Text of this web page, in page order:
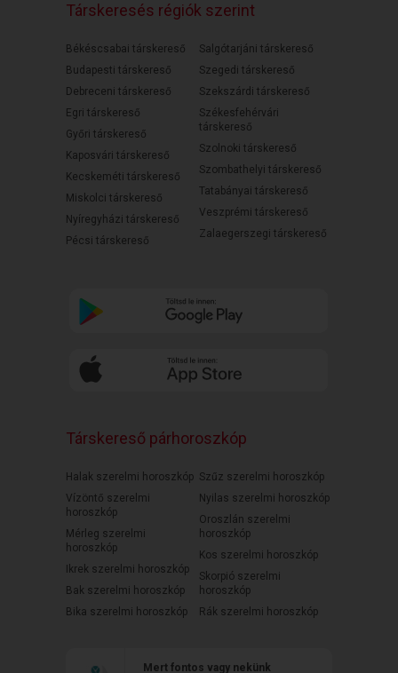
Társkeresés régiók szerint
Békéscsabai társkereső
Budapesti társkereső
Debreceni társkereső
Egri társkereső
Győri társkereső
Kaposvári társkereső
Kecskeméti társkereső
Miskolci társkereső
Nyíregyházi társkereső
Pécsi társkereső
Salgótarjáni társkereső
Szegedi társkereső
Szekszárdi társkereső
Székesfehérvári
társkereső
Szolnoki társkereső
Szombathelyi társkereső
Tatabányai társkereső
Veszprémi társkereső
Zalaegerszegi társkereső
Társkereső párhoroszkóp
Halak szerelmi horoszkóp
Vízöntő szerelmi
horoszkóp
Mérleg szerelmi
horoszkóp
Ikrek szerelmi horoszkóp
Bak szerelmi horoszkóp
Bika szerelmi horoszkóp
Szűz szerelmi horoszkóp
Nyilas szerelmi horoszkóp
Oroszlán szerelmi
horoszkóp
Kos szerelmi horoszkóp
Skorpió szerelmi
horoszkóp
Rák szerelmi horoszkóp
Mert fontos vagy nekünk